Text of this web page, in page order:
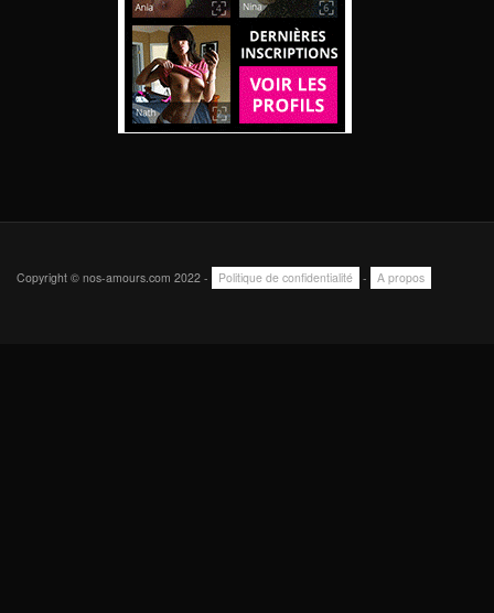
Copyright © nos-amours.com 2022 - Politique de confidentialité - A propos